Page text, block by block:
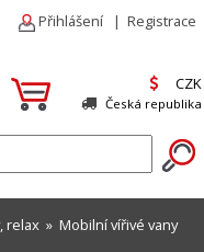
Přihlášení | Registrace
CZK
Česká republika
relax » Mobilní vířivé vany